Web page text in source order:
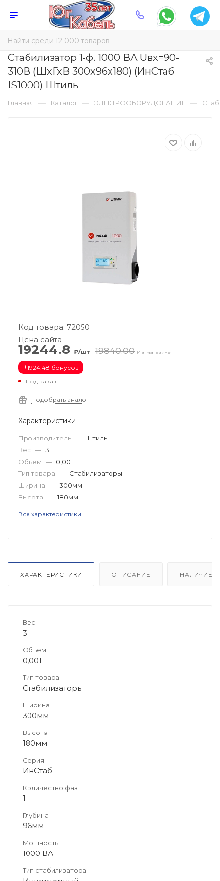
Стабилизатор 1-ф. 1000 ВА Uвх=90-
310В (ШхГхВ 300х96х180) (ИнСтаб
IS1000) Штиль
Главная — Каталог — ЭЛЕКТРООБОРУДОВАНИЕ —
Код товара: 72050
Цена сайта
19244.8 ₽/шт 19840.00 ₽ в магазине
+1924.48 бонусов
Под заказ
Подобрать аналог
Характеристики
Производитель — Штиль
Вес — 3
Объем — 0,001
Тип товара — Стабилизаторы
Ширина — 300мм
Высота — 180мм
Все характеристики
ХАРАКТЕРИСТИКИ ОПИСАНИЕ НАЛИЧИЕ
Вес
3
Объем
0,001
Тип товара
Стабилизаторы
Ширина
300мм
Высота
180мм
Серия
ИнСтаб
Количество фаз
1
Глубина
96мм
Мощность
1000 ВА
Тип стабилизатора